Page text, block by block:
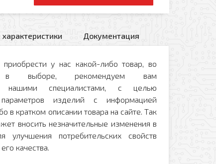
Документация
у нас какой-либо товар, во
в выборе, рекомендуем вам
с нашими специалистами, с целью
параметров изделий с информацией
в кратком описании товара на сайте. Так
вносить незначительные изменения в
улучшения потребительских свойств
качества.